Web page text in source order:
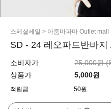
스페셜세일 > 아줌마파마 Outlet
SD - 24 레오파드반바
소비자가 25,000원 (
상품가
5,000원
적립금 50원